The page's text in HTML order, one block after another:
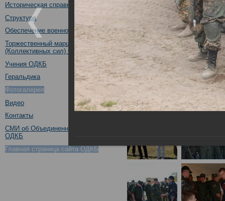
Историческая справка
Структура
Обеспечение военной безопасности
Торжественный марш Войск
(Коллективных сил) ОДКБ
Учения ОДКБ
Геральдика
Фотогалерея
Видео
Контакты
СМИ об Объединенном штабе
ОДКБ
Главная страница сайта ОДКБ